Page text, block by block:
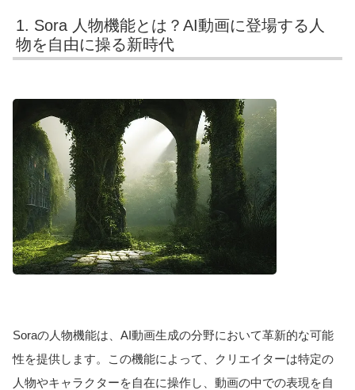
1. Sora 人物機能とは？AI動画に登場する人
物を自由に操る新時代
Soraの人物機能は、AI動画生成の分野において革新的な可能
性を提供します。この機能によって、クリエイターは特定の
人物やキャラクターを自在に操作し、動画の中での表現を自